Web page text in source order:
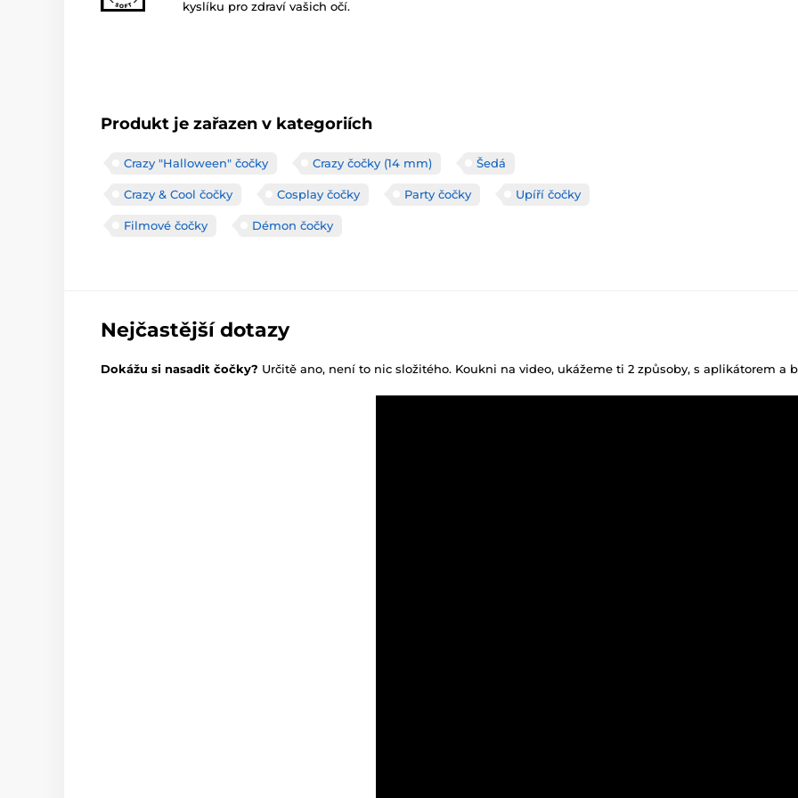
kyslíku pro zdraví vašich očí.
Produkt je zařazen v kategoriích
Crazy "Halloween" čočky Crazy čočky (14 mm) Šedá
Crazy & Cool čočky Cosplay čočky Party čočky Upíří čočky
Filmové čočky Démon čočky
Nejčastější dotazy
Dokážu si nasadit čočky? Určitě ano, není to nic složitého. Koukni na video, ukážeme ti 2 způsoby, s aplikátorem a